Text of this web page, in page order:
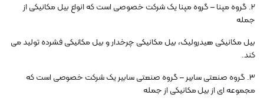
2. گروه مپنا – گروه مپنا یک شرکت خصوصی است که انواع بیل مکانیکی از
جمله
بیل مکانیکی هیدرولیک، بیل مکانیکی چرخدار و بیل مکانیکی فشرده تولید می
کند.
3. گروه صنعتی سابیر – گروه صنعتی سابیر یک شرکت خصوصی است که
مجموعه ای از بیل مکانیکی از جمله